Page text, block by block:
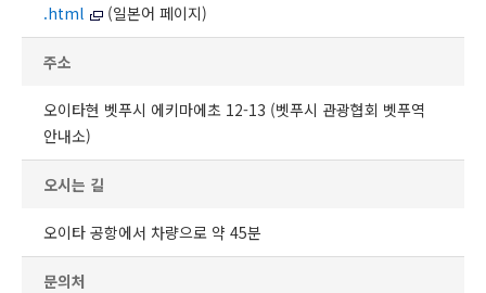
.html
(일본어 페이지)
주소
오이타현 벳푸시 에키마에초 12-13 (벳푸시 관광협회 벳푸역
안내소)
오시는 길
오이타 공항에서 차량으로 약 45분
문의처